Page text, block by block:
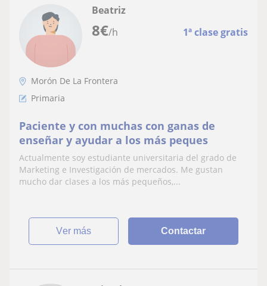
8€/h 1ª clase gratis
Beatriz
Morón De La Frontera
Primaria
Paciente y con muchas con ganas de
enseñar y ayudar a los más peques
Actualmente soy estudiante universitaria del grado de
Marketing e Investigación de mercados. Me gustan
mucho dar clases a los más pequeños,...
ver más Contactar